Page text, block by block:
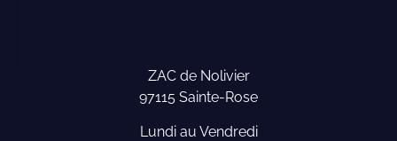
ZAC de Nolivier
97115 Sainte-Rose
Lundi au Vendredi